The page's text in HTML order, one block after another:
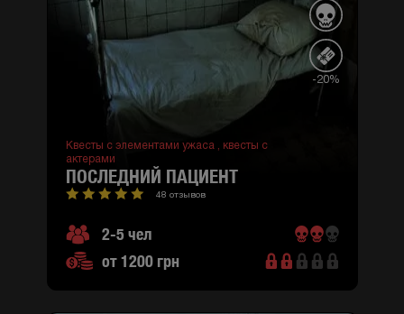
-20%
Квесты с элементами ужаса ,
квесты с
актерами
ПОСЛЕДНИЙ ПАЦИЕНТ
48 отзывов
2-5 чел
от 1200 грн